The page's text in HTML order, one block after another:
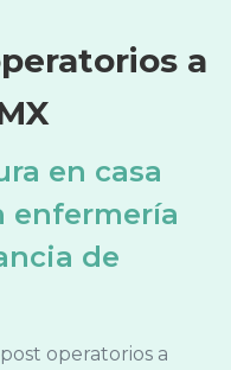
a
en casa
enfermería
de
operatorios a